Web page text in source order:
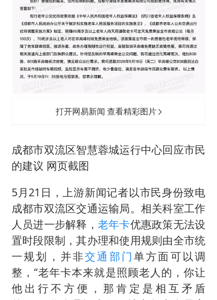
打开网易新闻 查看精彩图片
成都市双流区智慧蓉城运行中心回应市民
的建议 网页截图
5月21日，上游新闻记者以市民身份致电
成都市双流区交通运输局。相关科室工作
人员进一步解释， 老年卡优惠政策无法设
置时段限制，其办理和使用规则由全市统
一规划，并非交通部门单方面可以调
整，“老年卡本来就是照顾老人的，你让
他出行不方便，那肯定是相互矛盾